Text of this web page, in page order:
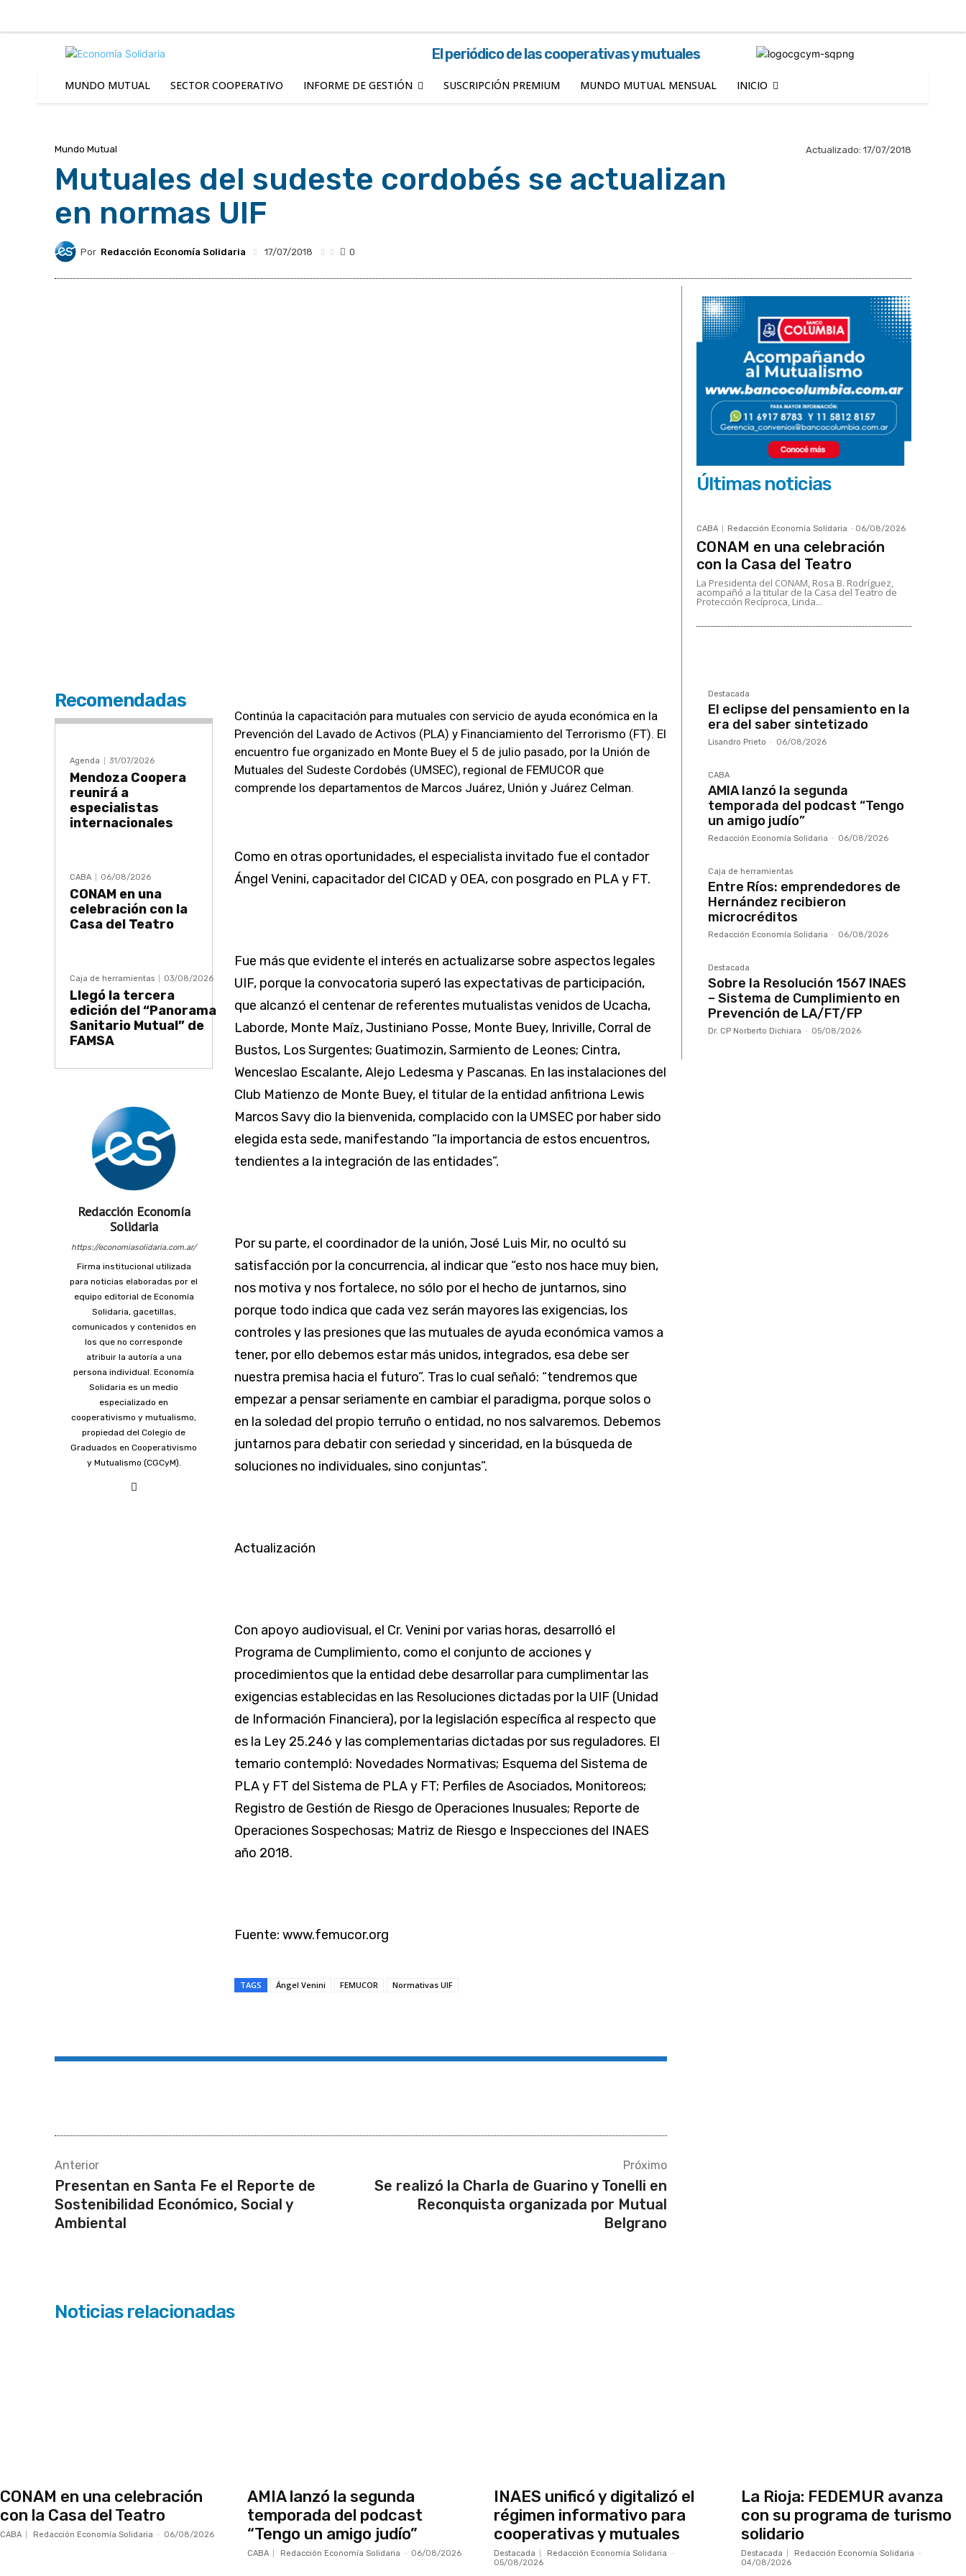
El periódico de las cooperativas y mutuales
MUNDO MUTUAL SECTOR COOPERATIVO INFORME DE GESTIÓN SUSCRIPCIÓN PREMIUM MUNDO MUTUAL MENSUAL INICIO
Mundo Mutual Actualizado: 17/07/2018
Mutuales del sudeste cordobés se actualizan
en normas UIF
Por Redacción Economía Solidaria 17/07/2018 0
Recomendadas
Agenda 31/07/2026
Mendoza Coopera
reunirá a
especialistas
internacionales
CABA 06/08/2026
CONAM en una
celebración con la
Casa del Teatro
Caja de herramientas 03/08/2026
Llegó la tercera
edición del “Panorama
Sanitario Mutual” de
FAMSA
Redacción Economía
Solidaria
https://economiasolidaria.com.ar/
Firma institucional utilizada
para noticias elaboradas por el
equipo editorial de Economía
Solidaria, gacetillas,
comunicados y contenidos en
los que no corresponde
atribuir la autoría a una
persona individual. Economía
Solidaria es un medio
especializado en
cooperativismo y mutualismo,
propiedad del Colegio de
Graduados en Cooperativismo
y Mutualismo (CGCyM).
Continúa la capacitación para mutuales con servicio de ayuda económica en la
Prevención del Lavado de Activos (PLA) y Financiamiento del Terrorismo (FT). El
encuentro fue organizado en Monte Buey el 5 de julio pasado, por la Unión de
Mutuales del Sudeste Cordobés (UMSEC), regional de FEMUCOR que
comprende los departamentos de Marcos Juárez, Unión y Juárez Celman.
Como en otras oportunidades, el especialista invitado fue el contador
Ángel Venini, capacitador del CICAD y OEA, con posgrado en PLA y FT.
Fue más que evidente el interés en actualizarse sobre aspectos legales
UIF, porque la convocatoria superó las expectativas de participación,
que alcanzó el centenar de referentes mutualistas venidos de Ucacha,
Laborde, Monte Maíz, Justiniano Posse, Monte Buey, Inriville, Corral de
Bustos, Los Surgentes; Guatimozin, Sarmiento de Leones; Cintra,
Wenceslao Escalante, Alejo Ledesma y Pascanas. En las instalaciones del
Club Matienzo de Monte Buey, el titular de la entidad anfitriona Lewis
Marcos Savy dio la bienvenida, complacido con la UMSEC por haber sido
elegida esta sede, manifestando “la importancia de estos encuentros,
tendientes a la integración de las entidades”.
Por su parte, el coordinador de la unión, José Luis Mir, no ocultó su
satisfacción por la concurrencia, al indicar que “esto nos hace muy bien,
nos motiva y nos fortalece, no sólo por el hecho de juntarnos, sino
porque todo indica que cada vez serán mayores las exigencias, los
controles y las presiones que las mutuales de ayuda económica vamos a
tener, por ello debemos estar más unidos, integrados, esa debe ser
nuestra premisa hacia el futuro”. Tras lo cual señaló: “tendremos que
empezar a pensar seriamente en cambiar el paradigma, porque solos o
en la soledad del propio terruño o entidad, no nos salvaremos. Debemos
juntarnos para debatir con seriedad y sinceridad, en la búsqueda de
soluciones no individuales, sino conjuntas”.
Actualización
Con apoyo audiovisual, el Cr. Venini por varias horas, desarrolló el
Programa de Cumplimiento, como el conjunto de acciones y
procedimientos que la entidad debe desarrollar para cumplimentar las
exigencias establecidas en las Resoluciones dictadas por la UIF (Unidad
de Información Financiera), por la legislación específica al respecto que
es la Ley 25.246 y las complementarias dictadas por sus reguladores. El
temario contempló: Novedades Normativas; Esquema del Sistema de
PLA y FT del Sistema de PLA y FT; Perfiles de Asociados, Monitoreos;
Registro de Gestión de Riesgo de Operaciones Inusuales; Reporte de
Operaciones Sospechosas; Matriz de Riesgo e Inspecciones del INAES
año 2018.
Fuente: www.femucor.org
TAGS Ángel Venini FEMUCOR Normativas UIF
Anterior
Presentan en Santa Fe el Reporte de
Sostenibilidad Económico, Social y
Ambiental
Próximo
Se realizó la Charla de Guarino y Tonelli en
Reconquista organizada por Mutual
Belgrano
Últimas noticias
CABA Redacción Economía Solidaria - 06/08/2026
CONAM en una celebración
con la Casa del Teatro
La Presidenta del CONAM, Rosa B. Rodríguez,
acompañó a la titular de la Casa del Teatro de
Protección Recíproca, Linda...
Destacada
El eclipse del pensamiento en la
era del saber sintetizado
Lisandro Prieto - 06/08/2026
CABA
AMIA lanzó la segunda
temporada del podcast “Tengo
un amigo judío”
Redacción Economía Solidaria - 06/08/2026
Caja de herramientas
Entre Ríos: emprendedores de
Hernández recibieron
microcréditos
Redacción Economía Solidaria - 06/08/2026
Destacada
Sobre la Resolución 1567 INAES
– Sistema de Cumplimiento en
Prevención de LA/FT/FP
Dr. CP Norberto Dichiara - 05/08/2026
Noticias relacionadas
CONAM en una celebración
con la Casa del Teatro
CABA Redacción Economía Solidaria - 06/08/2026
AMIA lanzó la segunda
temporada del podcast
“Tengo un amigo judío”
CABA Redacción Economía Solidaria - 06/08/2026
INAES unificó y digitalizó el
régimen informativo para
cooperativas y mutuales
Destacada Redacción Economía Solidaria -
05/08/2026
La Rioja: FEDEMUR avanza
con su programa de turismo
solidario
Destacada Redacción Economía Solidaria -
04/08/2026